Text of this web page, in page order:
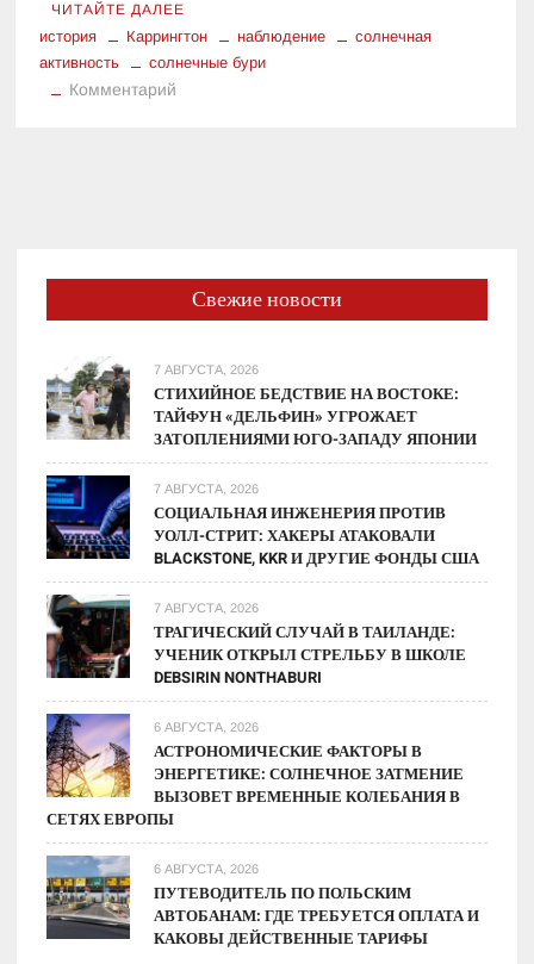
ЧИТАЙТЕ ДАЛЕЕ
история Каррингтон наблюдение
солнечная
активность
солнечные бури
Комментарий
важен
Свежие новости
7 АВГУСТА, 2026
СТИХИЙНОЕ БЕДСТВИЕ НА ВОСТОКЕ:
ТАЙФУН «ДЕЛЬФИН» УГРОЖАЕТ
ЗАТОПЛЕНИЯМИ ЮГО-ЗАПАДУ ЯПОНИИ
7 АВГУСТА, 2026
СОЦИАЛЬНАЯ ИНЖЕНЕРИЯ ПРОТИВ
УОЛЛ-СТРИТ: ХАКЕРЫ АТАКОВАЛИ
BLACKSTONE, KKR И ДРУГИЕ ФОНДЫ США
7 АВГУСТА, 2026
ТРАГИЧЕСКИЙ СЛУЧАЙ В ТАИЛАНДЕ:
УЧЕНИК ОТКРЫЛ СТРЕЛЬБУ В ШКОЛЕ
DEBSIRIN NONTHABURI
6 АВГУСТА, 2026
АСТРОНОМИЧЕСКИЕ ФАКТОРЫ В
ЭНЕРГЕТИКЕ: СОЛНЕЧНОЕ ЗАТМЕНИЕ
ВЫЗОВЕТ ВРЕМЕННЫЕ КОЛЕБАНИЯ В
СЕТЯХ ЕВРОПЫ
6 АВГУСТА, 2026
ПУТЕВОДИТЕЛЬ ПО ПОЛЬСКИМ
АВТОБАНАМ: ГДЕ ТРЕБУЕТСЯ ОПЛАТА И
КАКОВЫ ДЕЙСТВЕННЫЕ ТАРИФЫ